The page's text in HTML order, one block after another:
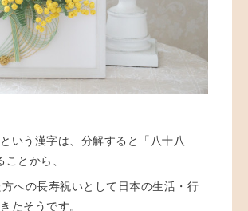
いう漢字は、分解すると「八十八
ことから、
への長寿祝いとして日本の生活・行
たそうです。